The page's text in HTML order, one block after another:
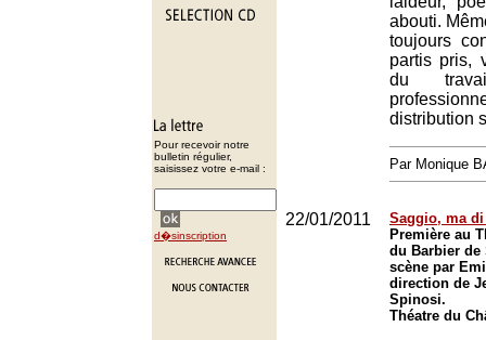
Pour recevoir notre
bulletin régulier,
saisissez votre e-mail :
d�sinscription
abouti.
toujours
partis pris,
du
distribution
Par Monique
22/01/2011
Saggio, ma
Première au
du Barbier de
scène par
direction de
Spinosi.
Théatre du